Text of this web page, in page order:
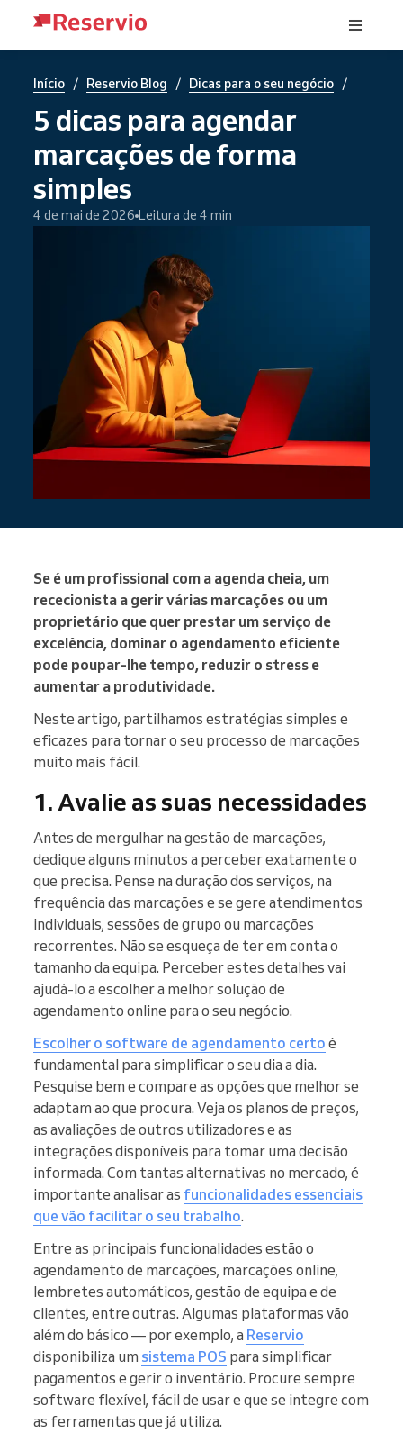
Início / Reservio Blog / Dicas para o seu negócio /
5 dicas para agendar
marcações de forma
simples
4 de mai de 2026 Leitura de 4 min
Se é um profissional com a agenda cheia, um
rececionista a gerir várias marcações ou um
proprietário que quer prestar um serviço de
excelência, dominar o agendamento eficiente
pode poupar-lhe tempo, reduzir o stress e
aumentar a produtividade.
Neste artigo, partilhamos estratégias simples e
eficazes para tornar o seu processo de marcações
muito mais fácil.
1. Avalie as suas necessidades
Antes de mergulhar na gestão de marcações,
dedique alguns minutos a perceber exatamente o
que precisa. Pense na duração dos serviços, na
frequência das marcações e se gere atendimentos
individuais, sessões de grupo ou marcações
recorrentes. Não se esqueça de ter em conta o
tamanho da equipa. Perceber estes detalhes vai
ajudá-lo a escolher a melhor solução de
agendamento online para o seu negócio.
Escolher o software de agendamento certo é
fundamental para simplificar o seu dia a dia.
Pesquise bem e compare as opções que melhor se
adaptam ao que procura. Veja os planos de preços,
as avaliações de outros utilizadores e as
integrações disponíveis para tomar uma decisão
informada. Com tantas alternativas no mercado, é
importante analisar as funcionalidades essenciais
que vão facilitar o seu trabalho.
Entre as principais funcionalidades estão o
agendamento de marcações, marcações online,
lembretes automáticos, gestão de equipa e de
clientes, entre outras. Algumas plataformas vão
além do básico — por exemplo, a Reservio
disponibiliza um sistema POS para simplificar
pagamentos e gerir o inventário. Procure sempre
software flexível, fácil de usar e que se integre com
as ferramentas que já utiliza.